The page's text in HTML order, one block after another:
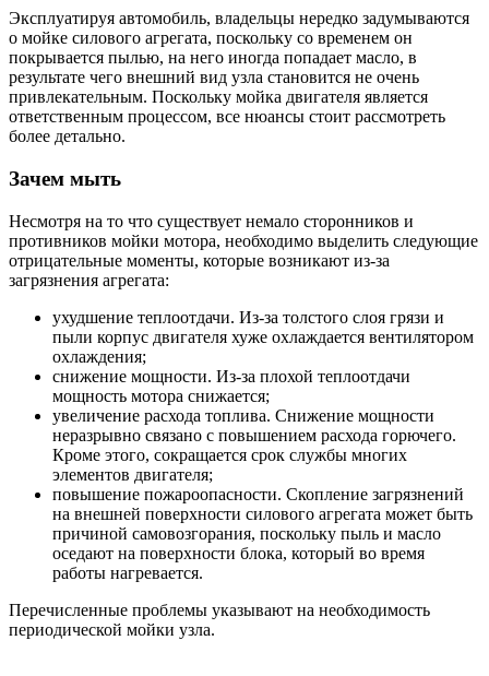
Эксплуатируя автомобиль, владельцы нередко задумываются
о мойке силового агрегата, поскольку со временем он
покрывается пылью, на него иногда попадает масло, в
результате чего внешний вид узла становится не очень
привлекательным. Поскольку мойка двигателя является
ответственным процессом, все нюансы стоит рассмотреть
более детально.
Зачем мыть
Несмотря на то что существует немало сторонников и
противников мойки мотора, необходимо выделить следующие
отрицательные моменты, которые возникают из-за
загрязнения агрегата:
ухудшение теплоотдачи. Из-за толстого слоя грязи и
пыли корпус двигателя хуже охлаждается вентилятором
охлаждения;
снижение мощности. Из-за плохой теплоотдачи
мощность мотора снижается;
увеличение расхода топлива. Снижение мощности
неразрывно связано с повышением расхода горючего.
Кроме этого, сокращается срок службы многих
элементов двигателя;
повышение пожароопасности. Скопление загрязнений
на внешней поверхности силового агрегата может быть
причиной самовозгорания, поскольку пыль и масло
оседают на поверхности блока, который во время
работы нагревается.
Перечисленные проблемы указывают на необходимость
периодической мойки узла.